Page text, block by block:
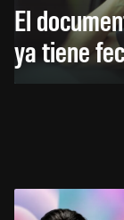
El
ya tiene